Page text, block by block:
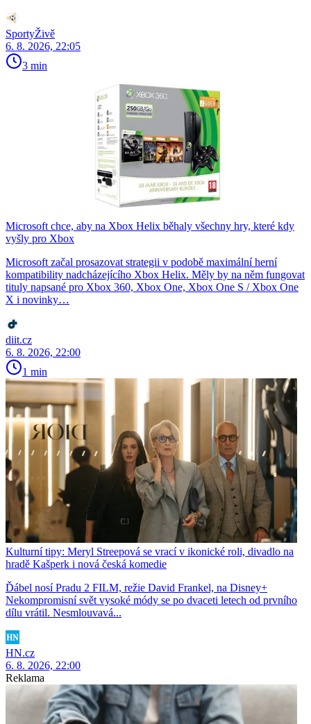
SportyŽivě
6. 8. 2026, 22:05
3 min
Microsoft chce, aby na Xbox Helix běhaly všechny hry, které kdy
vyšly pro Xbox
Microsoft začal prosazovat strategii v podobě maximální herní
kompatibility nadcházejícího Xbox Helix. Měly by na něm fungovat
tituly napsané pro Xbox 360, Xbox One, Xbox One S / Xbox One
X i novinky…
diit.cz
6. 8. 2026, 22:00
1 min
Kulturní tipy: Meryl Streepová se vrací v ikonické roli, divadlo na
hradě Kašperk i nová česká komedie
Ďábel nosí Pradu 2 FILM, režie David Frankel, na Disney+
Nekompromisní svět vysoké módy se po dvaceti letech od prvního
dílu vrátil. Nesmlouvavá...
HN.cz
6. 8. 2026, 22:00
Reklama